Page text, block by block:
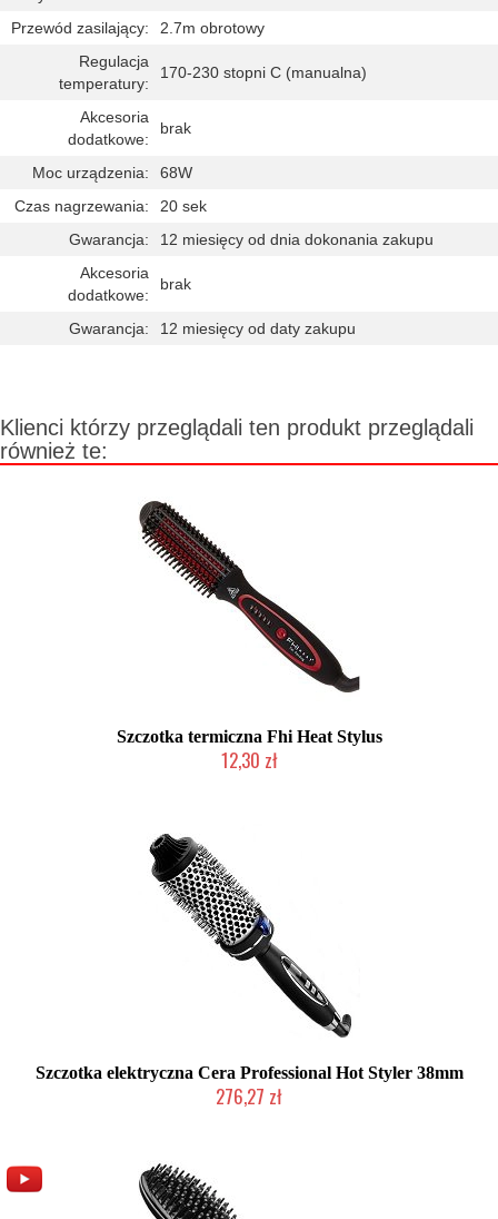
Przewód zasilający:
2.7m obrotowy
Regulacja
temperatury:
170-230 stopni C (manualna)
Akcesoria
dodatkowe:
brak
Moc urządzenia:
68W
Czas nagrzewania:
20 sek
Gwarancja:
12 miesięcy od dnia dokonania zakupu
Akcesoria
dodatkowe:
brak
Gwarancja: 12 miesięcy od daty zakupu
Klienci którzy przeglądali ten produkt przeglądali
również te:
Szczotka termiczna Fhi Heat Stylus
12,30 zł
Szczotka elektryczna Cera Professional Hot Styler 38mm
276,27 zł